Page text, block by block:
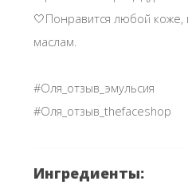
🤍Понравится любой коже,
маслам.
#Оля_отзыв_эмульсия
#Оля_отзыв_thefaceshop
Ингредиенты: